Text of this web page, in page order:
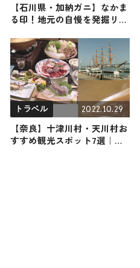
【石川県・加納ガニ】なかま
る印！地元の自慢を発掘リポ
トラベル 2022.10.29
【奈良】十津川村・天川村お
すすめ観光スポット7選｜パ